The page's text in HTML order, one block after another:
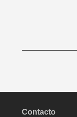
Contacto